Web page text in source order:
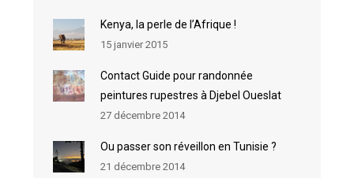
Kenya, la perle de l’Afrique !
15 janvier 2015
Contact Guide pour randonnée
peintures rupestres à Djebel Oueslat
27 décembre 2014
Ou passer son réveillon en Tunisie ?
21 décembre 2014